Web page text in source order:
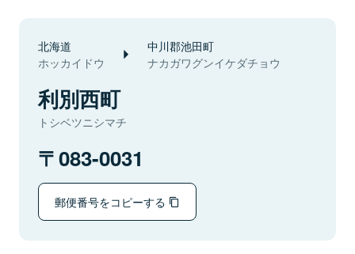
北海道
ホッカイドウ
中川郡池田町
ナカガワグンイケダチョウ
利別西町
トシベツニシマチ
083-0031
郵便番号をコピーする